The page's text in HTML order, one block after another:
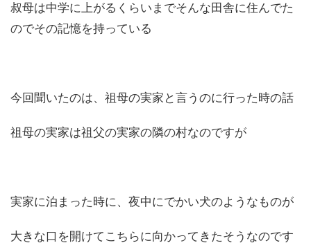
叔母は中学に上がるくらいまでそんな田舎に住んでた
のでその記憶を持っている
今回聞いたのは、祖母の実家と言うのに行った時の話
祖母の実家は祖父の実家の隣の村なのですが
実家に泊まった時に、夜中にでかい犬のようなものが
大きな口を開けてこちらに向かってきたそうなのです